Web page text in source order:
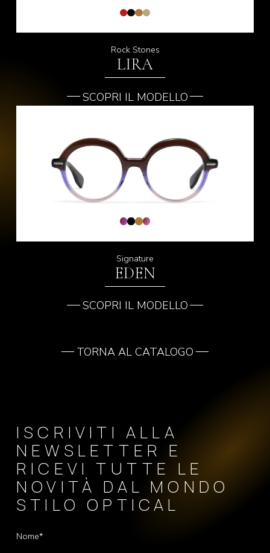
Rock Stones
LIRA
SCOPRI IL MODELLO
Signature
EDEN
SCOPRI IL MODELLO
TORNA AL CATALOGO
ISCRIVITI ALLA
NEWSLETTER E
RICEVI TUTTE LE
NOVITÀ DAL MONDO
STILO OPTICAL
Nome*